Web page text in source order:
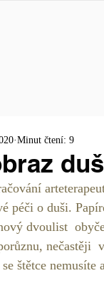
Minut čtení: 9
péči o duši.
dvoulist
nečastěji
štětce